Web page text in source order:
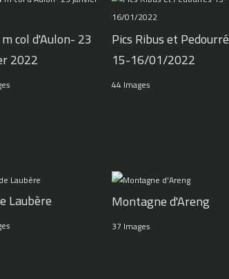
col d'Aulon- 23
2022
Pics Ribus et
15-16/01/2022
44 Images
Laubère Montagne d'Areng
37 Images